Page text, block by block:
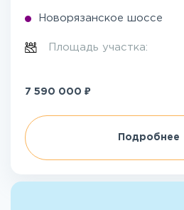
Новорязанское шоссе
Площадь участка:
7 590 000 ₽
Подробнее